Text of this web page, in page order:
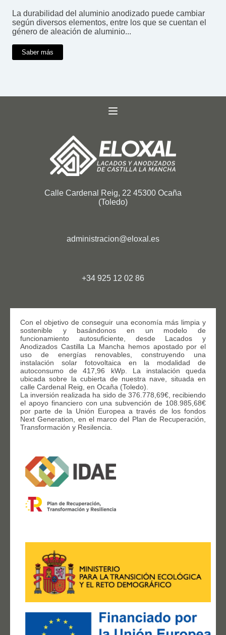
La durabilidad del aluminio anodizado puede cambiar
según diversos elementos, entre los que se cuentan el
género de aleación de aluminio...
Saber más
Calle Cardenal Reig, 22 45300 Ocaña
(Toledo)
administracion@eloxal.es
+34 925 12 02 86
Con el objetivo de conseguir una economía más limpia y
sostenible y basándonos en un modelo de
funcionamiento autosuficiente, desde Lacados y
Anodizados Castilla La Mancha hemos apostado por el
uso de energías renovables, construyendo una
instalación solar fotovoltaica en la modalidad de
autoconsumo de 417,96 kWp. La instalación queda
ubicada sobre la cubierta de nuestra nave, situada en
calle Cardenal Reig, en Ocaña (Toledo).
La inversión realizada ha sido de 376.778,69€, recibiendo
el apoyo financiero con una subvención de 108.985,68€
por parte de la Unión Europea a través de los fondos
Next Generation, en el marco del Plan de Recuperación,
Transformación y Resilencia.